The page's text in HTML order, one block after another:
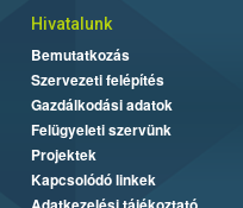
Hivatalunk
Bemutatkozás
Szervezeti felépítés
Gazdálkodási adatok
Felügyeleti szervünk
Projektek
Kapcsolódó linkek